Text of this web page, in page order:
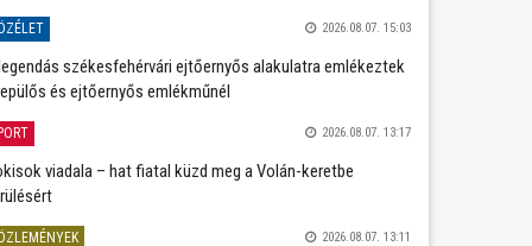
2026.08.07. 15:03
székesfehérvári ejtőernyős alakulatra emlékeztek
és ejtőernyős emlékműnél
2026.08.07. 13:17
viadala – hat fiatal küzd meg a Volán-keretbe
2026.08.07. 13:11